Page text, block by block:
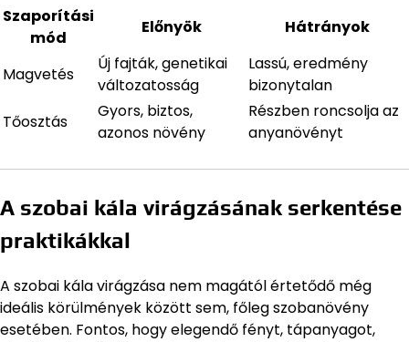
Szaporítási
mód
Előnyök Hátrányok
Magvetés
Új fajták, genetikai
változatosság
Lassú, eredmény
bizonytalan
Tőosztás
Gyors, biztos,
azonos növény
Részben roncsolja az
anyanövényt
A szobai kála virágzásának serkentése
praktikákkal
A szobai kála virágzása nem magától értetődő még
ideális körülmények között sem, főleg szobanövény
esetében. Fontos, hogy elegendő fényt, tápanyagot,